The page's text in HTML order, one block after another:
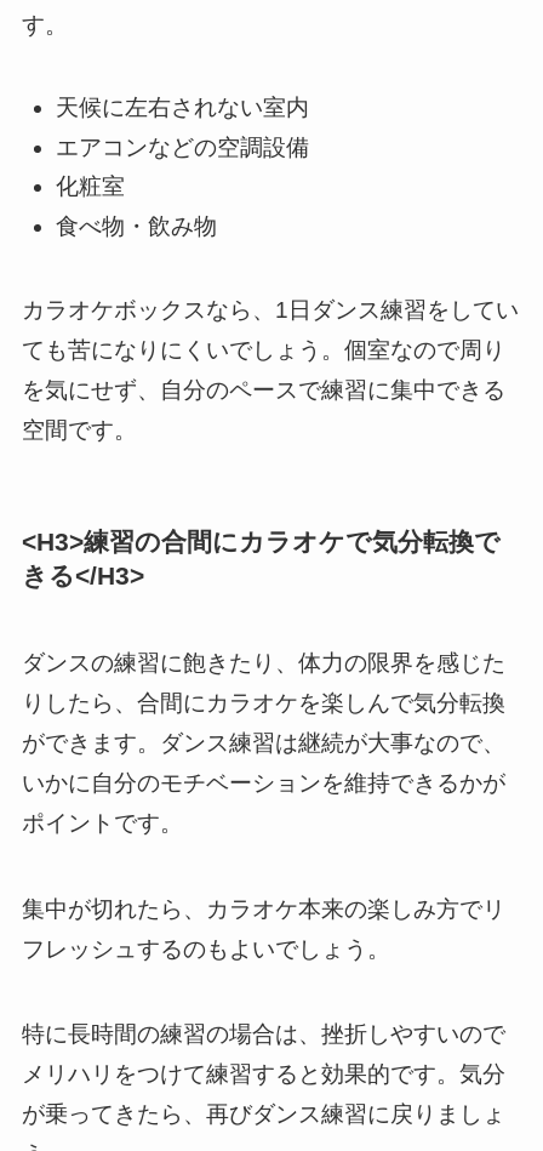
す。
天候に左右されない室内
エアコンなどの空調設備
化粧室
食べ物・飲み物
カラオケボックスなら、1日ダンス練習をしてい
ても苦になりにくいでしょう。個室なので周り
を気にせず、自分のペースで練習に集中できる
空間です。
<H3>練習の合間にカラオケで気分転換で
きる</H3>
ダンスの練習に飽きたり、体力の限界を感じた
りしたら、合間にカラオケを楽しんで気分転換
ができます。ダンス練習は継続が大事なので、
いかに自分のモチベーションを維持できるかが
ポイントです。
集中が切れたら、カラオケ本来の楽しみ方でリ
フレッシュするのもよいでしょう。
特に長時間の練習の場合は、挫折しやすいので
メリハリをつけて練習すると効果的です。気分
が乗ってきたら、再びダンス練習に戻りましょ